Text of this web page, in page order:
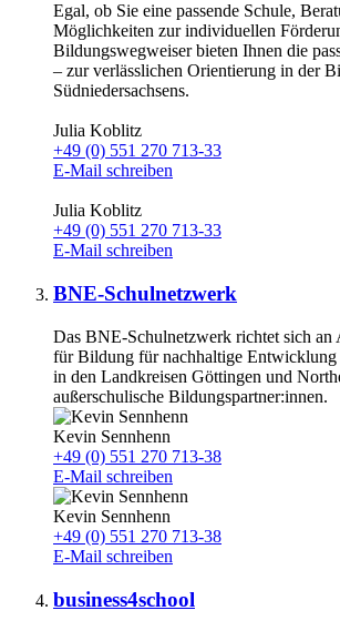
Egal, ob Sie eine passende Schule,
Möglichkeiten zur individuellen
Bildungswegweiser bieten Ihnen die
– zur verlässlichen Orientierung in der
Südniedersachsens.
Julia Koblitz
+49 (0) 551 270 713-33
E-Mail schreiben
Julia Koblitz
+49 (0) 551 270 713-33
E-Mail schreiben
BNE-Schulnetzwerk
Das BNE-Schulnetzwerk richtet sich an
für Bildung für nachhaltige
in den Landkreisen Göttingen und
außerschulische Bildungspartner:innen.
Kevin Sennhenn
+49 (0) 551 270 713-38
E-Mail schreiben
Kevin Sennhenn
+49 (0) 551 270 713-38
E-Mail schreiben
business4school